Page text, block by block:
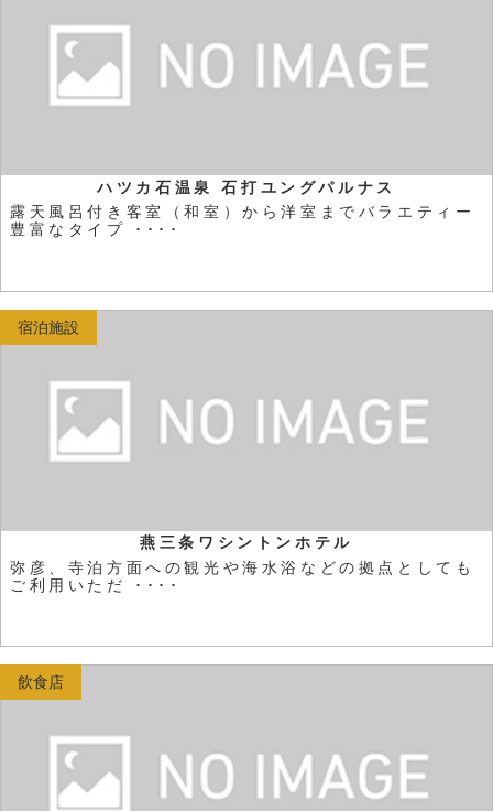
ハツカ石温泉 石打ユングパルナス
露天風呂付き客室（和室）から洋室までバラエティー
豊富なタイプ ････
燕三条ワシントンホテル
弥彦、寺泊方面への観光や海水浴などの拠点としても
ご利用いただ ････
宿泊施設
飲食店